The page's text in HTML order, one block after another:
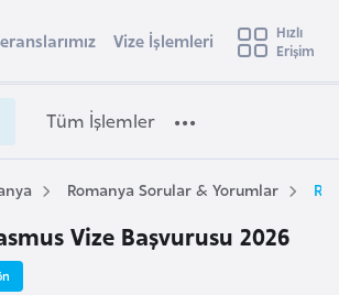
ülkeyi seçin
e
t
Vize İşlemleri
Hızlı
Erişim
Tüm İşlemler
Romanya Sorular & Yorumlar
Vize Başvurusu 2026